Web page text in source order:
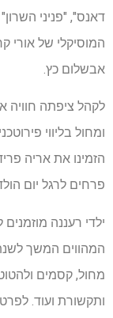
המוסיקלי של אורי
אבשלום כץ.
לקהל ציפתה חוויה
ומחול בליווי
הזמינו את אריה
פרחים לרגל יום
ילדי רעננה
המהווים המשך
מחול, קסמים
ותקשורת ועוד.